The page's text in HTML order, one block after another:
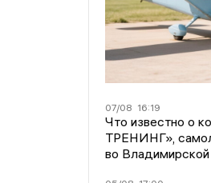
07/08 16:19
Что известно о
ТРЕНИНГ»,
во Владимирской